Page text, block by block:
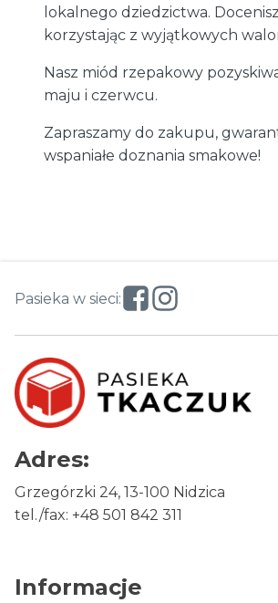
lokalnego dziedzictwa.
korzystając z wyjątkowych
Nasz miód rzepakowy
maju i czerwcu.
Zapraszamy do zakupu,
wspaniałe doznania smakowe!
Pasieka w sieci:
Adres:
Grzegórzki 24, 13-100 Nidzica
tel./fax: +48 501 842 311
Informacje